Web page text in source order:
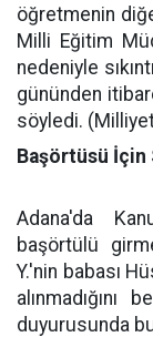
öğretmenin
Milli Eğitim
nedeniyle
gününden
söyledi.
Başörtüsü İçin
Adana'da
başörtülü
Y.'nin babası
duyurusunda